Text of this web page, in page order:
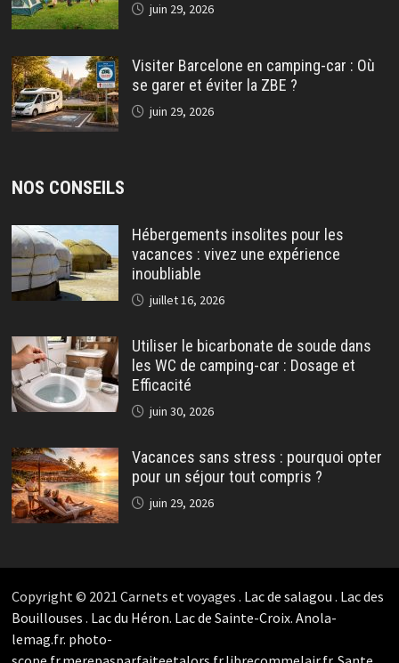
juin 29, 2026
Visiter Barcelone en camping-car : Où
se garer et éviter la ZBE ?
juin 29, 2026
NOS CONSEILS
Hébergements insolites pour les
vacances : vivez une expérience
inoubliable
juillet 16, 2026
Utiliser le bicarbonate de soude dans
les WC de camping-car : Dosage et
Efficacité
juin 30, 2026
Vacances sans stress : pourquoi opter
pour un séjour tout compris ?
juin 29, 2026
Copyright © 2021 Carnets et voyages . Lac de salagou . Lac des
Bouillouses . Lac du Héron. Lac de Sainte-Croix.Anola-
lemag.fr. photo-